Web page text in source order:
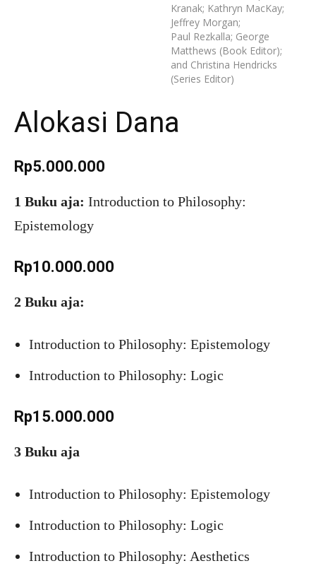
Kranak; Kathryn MacKay;
Jeffrey Morgan;
Paul Rezkalla; George
Matthews (Book Editor);
and Christina Hendricks
(Series Editor)
Alokasi Dana
Rp5.000.000
1 Buku aja: Introduction to Philosophy:
Epistemology
Rp10.000.000
2 Buku aja:
Introduction to Philosophy: Epistemology
Introduction to Philosophy: Logic
Rp15.000.000
3 Buku aja
Introduction to Philosophy: Epistemology
Introduction to Philosophy: Logic
Introduction to Philosophy: Aesthetics